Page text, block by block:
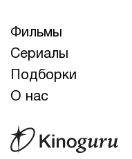
Фильмы
Сериалы
Подборки
О нас